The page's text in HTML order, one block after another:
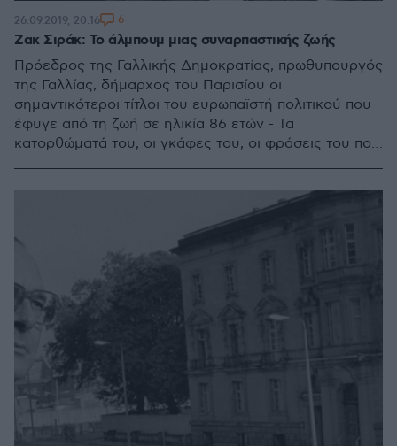
Ζακ Σιράκ: Το άλμπουμ μιας συναρπαστικής ζωής
Πρόεδρος της Γαλλικής Δημοκρατίας, πρωθυπουργός
της Γαλλίας, δήμαρχος του Παρισίου οι
σημαντικότεροι τίτλοι του ευρωπαϊστή πολιτικού που
έφυγε από τη ζωή σε ηλικία 86 ετών - Τα
κατορθώματά του, οι γκάφες του, οι φράσεις του που
26.09.2019, 20:16 6